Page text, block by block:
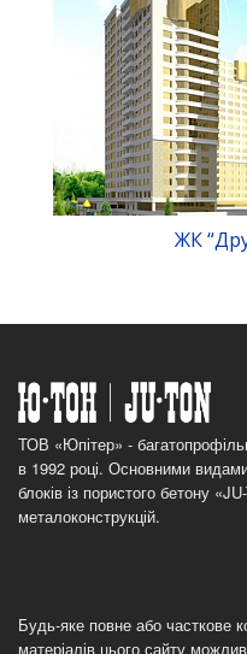
ЖК
ТОВ «Юпітер» -
в 1992 році. Основними
блоків із пористого бетону
металоконструкцій.
Будь-яке повне або часткове
матеріалів цього сайту